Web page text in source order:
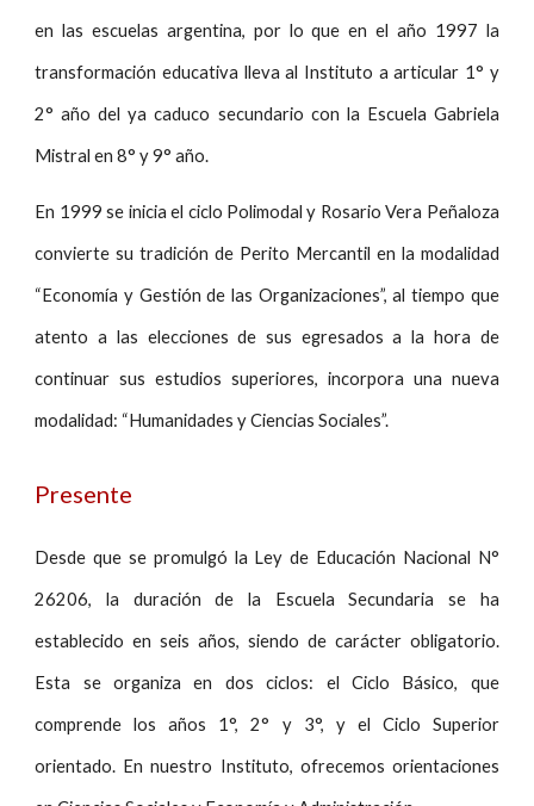
en las escuelas argentina, por lo que en el año 1997 la
transformación educativa lleva al Instituto a articular 1° y
2° año del ya caduco secundario con la Escuela Gabriela
Mistral en 8° y 9° año.
En 1999 se inicia el ciclo Polimodal y Rosario Vera Peñaloza
convierte su tradición de Perito Mercantil en la modalidad
“Economía y Gestión de las Organizaciones”, al tiempo que
atento a las elecciones de sus egresados a la hora de
continuar sus estudios superiores, incorpora una nueva
modalidad: “Humanidades y Ciencias Sociales”.
Presente
Desde que se promulgó la Ley de Educación Nacional N°
26206, la duración de la Escuela Secundaria se ha
establecido en seis años, siendo de carácter obligatorio.
Esta se organiza en dos ciclos: el Ciclo Básico, que
comprende los años 1°, 2° y 3°, y el Ciclo Superior
orientado. En nuestro Instituto, ofrecemos orientaciones